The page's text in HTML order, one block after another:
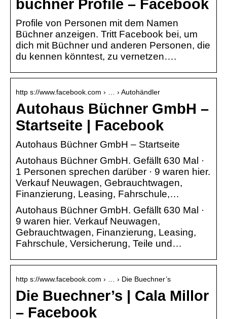
büchner Profile – Facebook
Profile von Personen mit dem Namen
Büchner anzeigen. Tritt Facebook bei, um
dich mit Büchner und anderen Personen, die
du kennen könntest, zu vernetzen….
http s://www.facebook.com › … › Autohändler
Autohaus Büchner GmbH –
Startseite | Facebook
Autohaus Büchner GmbH – Startseite
Autohaus Büchner GmbH. Gefällt 630 Mal ·
1 Personen sprechen darüber · 9 waren hier.
Verkauf Neuwagen, Gebrauchtwagen,
Finanzierung, Leasing, Fahrschule,…
Autohaus Büchner GmbH. Gefällt 630 Mal ·
9 waren hier. Verkauf Neuwagen,
Gebrauchtwagen, Finanzierung, Leasing,
Fahrschule, Versicherung, Teile und…
http s://www.facebook.com › … › Die Buechner’s
Die Buechner’s | Cala Millor
– Facebook